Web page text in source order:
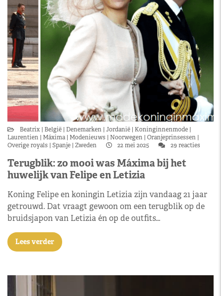
Beatrix België Denemarken Jordanië Koninginnenmode
Laurentien Máxima Modenieuws Noorwegen Oranjeprinsessen
Overige royals
Spanje Zweden 22 mei 2025 29 reacties
Terugblik: zo mooi was Máxima bij het
huwelijk van Felipe en Letizia
Koning Felipe en koningin Letizia zijn vandaag 21 jaar
getrouwd. Dat vraagt gewoon om een terugblik op de
bruidsjapon van Letizia én op de outfits…
Lees verder